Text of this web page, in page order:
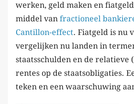
werken, geld maken en
middel van fractioneel
Cantillon-effect. Fiatgeld is nu
vergelijken nu landen in
staatsschulden en de relatieve
rentes op de staatsobligaties.
teken en een waarschuwing